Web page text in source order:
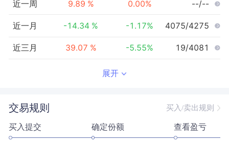
近一周 9.89 % 0.00% --/--
近一月 -14.34 % -1.17% 4075/4275
近三月 39.07 % -5.55% 19/4081
近三年 --/--
近五年 -- 0.00% --/--
展开
交易规则 买入/卖出规则
买入提交 确定份额 查看盈亏